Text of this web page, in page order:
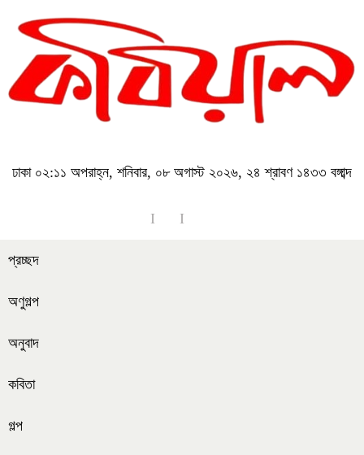
ঢাকা ০২:১১ অপরাহ্ন, শনিবার, ০৮ অগাস্ট ২০২৬, ২৪ শ্রাবণ ১৪৩৩ বঙ্গাব্দ
প্রচ্ছদ
অণুগল্প
অনুবাদ
কবিতা
গল্প